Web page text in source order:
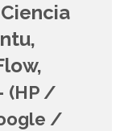
(HP /
/